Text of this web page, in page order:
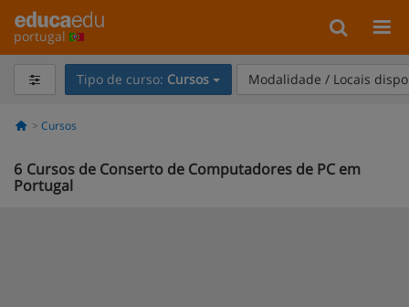
portugal
Tipo de curso: Cursos Modalidade / Locais
Cursos
6 Cursos de Conserto de Computadores de PC em
Portugal